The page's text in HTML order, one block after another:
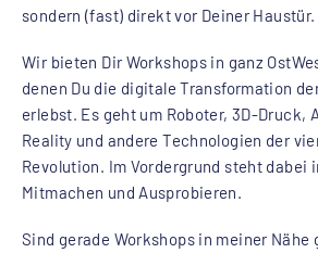
sondern (fast) direkt vor Deiner Haustür.
Wir bieten Dir Workshops in ganz
denen Du die digitale Transformation
erlebst. Es geht um Roboter, 3D-Druck,
Reality und andere Technologien der
Revolution. Im Vordergrund steht dabei
Mitmachen und Ausprobieren.
Sind gerade Workshops in meiner Nähe